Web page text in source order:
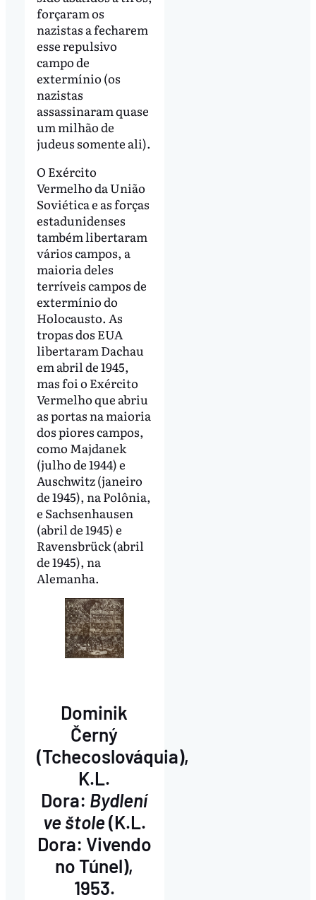
forçaram os
nazistas a fecharem
esse repulsivo
campo de
extermínio (os
nazistas
assassinaram quase
um milhão de
judeus somente ali).
O Exército
Vermelho da União
Soviética e as forças
estadunidenses
também libertaram
vários campos, a
maioria deles
terríveis campos de
extermínio do
Holocausto. As
tropas dos EUA
libertaram Dachau
em abril de 1945,
mas foi o Exército
Vermelho que abriu
as portas na maioria
dos piores campos,
como Majdanek
(julho de 1944) e
Auschwitz (janeiro
de 1945), na Polônia,
e Sachsenhausen
(abril de 1945) e
Ravensbrück (abril
de 1945), na
Alemanha.
Dominik
Černý
(Tchecoslováquia),
K.L.
Dora: Bydlení
ve štole(K.L.
Dora: Vivendo
no Túnel),
1953.